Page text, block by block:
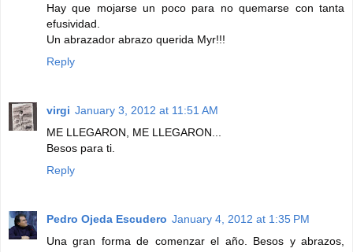
Hay que mojarse un poco para no quemarse con tanta
efusividad.
Un abrazador abrazo querida Myr!!!
Reply
virgi January 3, 2012 at 11:51 AM
ME LLEGARON, ME LLEGARON...
Besos para ti.
Reply
Pedro Ojeda Escudero January 4, 2012 at 1:35 PM
Una gran forma de comenzar el año. Besos y abrazos,